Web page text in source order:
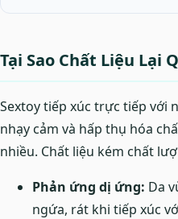
Tại Sao Chất Liệu Lại
Sextoy tiếp xúc trực tiếp với
nhạy cảm và hấp thụ hóa
nhiều. Chất liệu kém chất
Phản ứng dị ứng: Da
ngứa, rát khi tiếp xúc